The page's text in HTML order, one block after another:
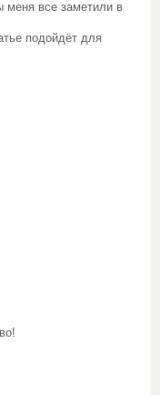
меня все заметили в
подойдёт для